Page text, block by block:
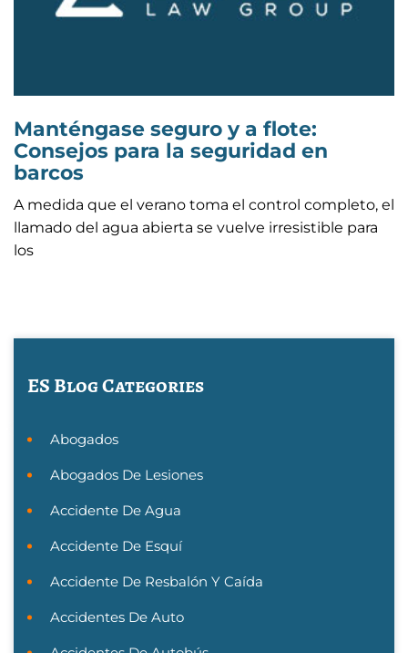
Manténgase seguro y a flote:
Consejos para la seguridad en
barcos
A medida que el verano toma el control completo, el
llamado del agua abierta se vuelve irresistible para
los
ES Blog Categories
Abogados
Abogados De Lesiones
Accidente De Agua
Accidente De Esquí
Accidente De Resbalón Y Caída
Accidentes De Auto